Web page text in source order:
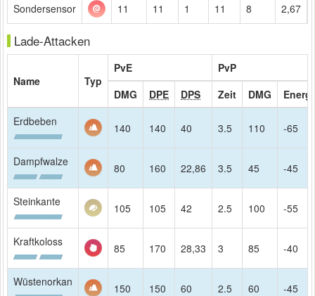
Sondersensor 11 11 1 11 8 2,67
Lade-Attacken
Name Typ
PvE
PvP
DMG
DPE DPS Zeit DMG
Erdbeben
140 140 40 3.5 110 -65
Dampfwalze 80 160 22,86 3.5 45 -45
Steinkante 105 105 42 2.5 100 -55
Kraftkoloss 85 170 28,33 3 85 -40
Wüstenorkan 150 150 60 2.5 60 -45